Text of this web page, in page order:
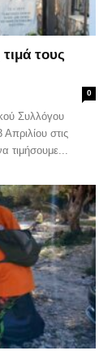
τους
0
Συλλόγου
στις
τιμήσουμε...